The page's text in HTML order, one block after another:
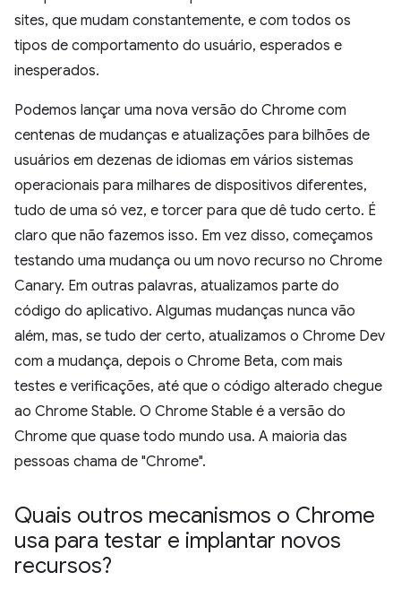
sites, que mudam constantemente, e com todos os
tipos de comportamento do usuário, esperados e
inesperados.
Podemos lançar uma nova versão do Chrome com
centenas de mudanças e atualizações para bilhões de
usuários em dezenas de idiomas em vários sistemas
operacionais para milhares de dispositivos diferentes,
tudo de uma só vez, e torcer para que dê tudo certo. É
claro que não fazemos isso. Em vez disso, começamos
testando uma mudança ou um novo recurso no Chrome
Canary. Em outras palavras, atualizamos parte do
código do aplicativo. Algumas mudanças nunca vão
além, mas, se tudo der certo, atualizamos o Chrome Dev
com a mudança, depois o Chrome Beta, com mais
testes e verificações, até que o código alterado chegue
ao Chrome Stable. O Chrome Stable é a versão do
Chrome que quase todo mundo usa. A maioria das
pessoas chama de "Chrome".
Quais outros mecanismos o Chrome
usa para testar e implantar novos
recursos?